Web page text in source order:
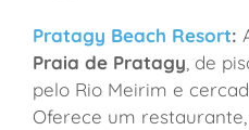
Pratagy Beach Resort:
Praia de Pratagy , de
pelo Rio Meirim e
Oferece um